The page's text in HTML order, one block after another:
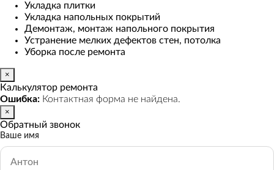
Укладка плитки
Укладка напольных покрытий
Демонтаж, монтаж напольного покрытия
Устранение мелких дефектов стен, потолка
Уборка после ремонта
×
Калькулятор ремонта
Ошибка: Контактная форма не найдена.
×
Обратный звонок
Ваше имя